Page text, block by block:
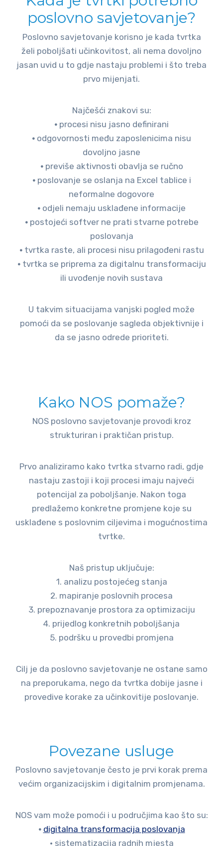
poslovno savjetovanje?
Poslovno savjetovanje korisno je kada tvrtka
želi poboljšati učinkovitost, ali nema dovoljno
jasan uvid u to gdje nastaju problemi i što treba
prvo mijenjati.
Najčešći znakovi su:
• procesi nisu jasno definirani
• odgovornosti među zaposlenicima nisu
dovoljno jasne
•previše aktivnosti obavlja se ručno
•poslovanje se oslanja na Excel tablice i
neformalne dogovore
• odjeli nemaju usklađene informacije
•postojeći softver ne prati stvarne potrebe
poslovanja
•tvrtka raste, ali procesi nisu prilagođeni rastu
•tvrtka se priprema za digitalnu transformaciju
ili uvođenje novih sustava
U takvim situacijama vanjski pogled može
pomoći da se poslovanje sagleda objektivnije i
da se jasno odrede prioriteti.
Kako NOS pomaže?
NOS poslovno savjetovanje provodi kroz
strukturiran i praktičan pristup.
Prvo analiziramo kako tvrtka stvarno radi, gdje
nastaju zastoji i koji procesi imaju najveći
potencijal za poboljšanje. Nakon toga
predlažemo konkretne promjene koje su
usklađene s poslovnim ciljevima i mogućnostima
tvrtke.
Naš pristup uključuje:
1. analizu postojećeg stanja
2. mapiranje poslovnih procesa
3. prepoznavanje prostora za optimizaciju
4. prijedlog konkretnih poboljšanja
5. podršku u provedbi promjena
Cilj je da poslovno savjetovanje ne ostane samo
na preporukama, nego da tvrtka dobije jasne i
provedive korake za učinkovitije poslovanje.
Povezane usluge
Poslovno savjetovanje često je prvi korak prema
većim organizacijskim i digitalnim promjenama.
NOS vam može pomoći i u područjima kao što su:
• digitalna transformacija poslovanja
• sistematizacija radnih mjesta